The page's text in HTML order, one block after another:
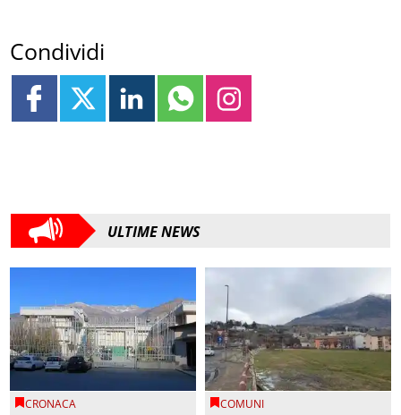
Condividi
ULTIME NEWS
CRONACA COMUNI